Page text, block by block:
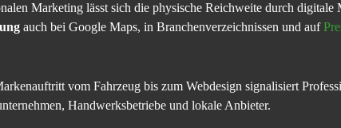
Marketing lässt sich die physische Reichweite durch
auch bei Google Maps, in Branchenverzeichnissen und auf
vom Fahrzeug bis zum Webdesign signalisiert
Handwerksbetriebe und lokale Anbieter.